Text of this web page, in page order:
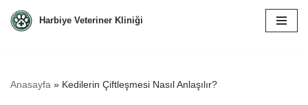
Harbiye Veteriner Kliniği
Anasayfa » Kedilerin Çiftleşmesi Nasıl Anlaşılır?